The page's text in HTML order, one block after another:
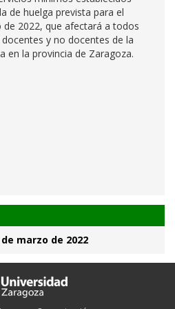
de huelga prevista para el
2022, que afectará a todos
y no docentes de la
en la provincia de Zaragoza.
marzo de 2022